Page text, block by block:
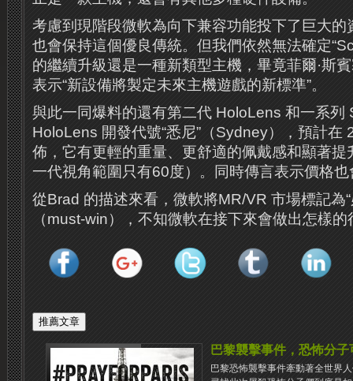
考慮到現階段微軟為向下兼容功能投下了巨大的
也會保持這個優良傳統。但我們依然無法確定
的繼續升級還是一種新類型主機，畢竟菲爾·斯
表示“新設備將製定未來主機遊戲的新標準”。
與此一同爆料的還有第二代 HoloLens 和一系列
HoloLens 開發代號“悉尼”（Sydney），預計在
佈，它有更輕的重量、更舒適的佩戴感和顯著提
一代視角範圍只有60度）。同時傳言表示價格
從Brad 的描述來看，微軟將MR/VR 市場標記為
（must-win），不知微軟在接下來會做出怎樣的
巴黎襲擊事件，恐怖分
巴黎恐怖襲擊事件牽動著全世界